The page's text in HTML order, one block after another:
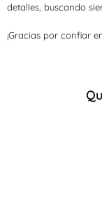
detalles, buscando
¡Gracias por confiar